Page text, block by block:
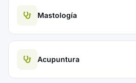
Mastología
Acupuntura